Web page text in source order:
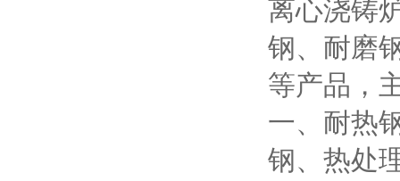
离心浇铸
钢、耐磨
等产品
一、耐热
钢、热处